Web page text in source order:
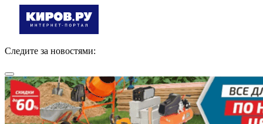
Следите за новостями: